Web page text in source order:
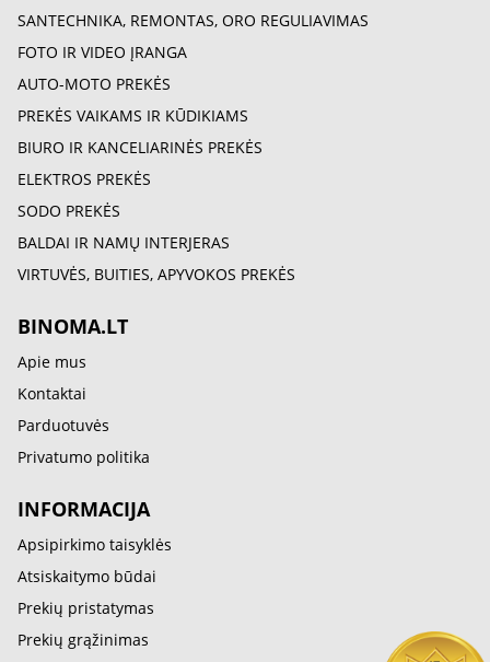
SANTECHNIKA, REMONTAS, ORO REGULIAVIMAS
FOTO IR VIDEO ĮRANGA
AUTO-MOTO PREKĖS
PREKĖS VAIKAMS IR KŪDIKIAMS
BIURO IR KANCELIARINĖS PREKĖS
ELEKTROS PREKĖS
SODO PREKĖS
BALDAI IR NAMŲ INTERJERAS
VIRTUVĖS, BUITIES, APYVOKOS PREKĖS
BINOMA.LT
Apie mus
Kontaktai
Parduotuvės
Privatumo politika
INFORMACIJA
Apsipirkimo taisyklės
Atsiskaitymo būdai
Prekių pristatymas
Prekių grąžinimas